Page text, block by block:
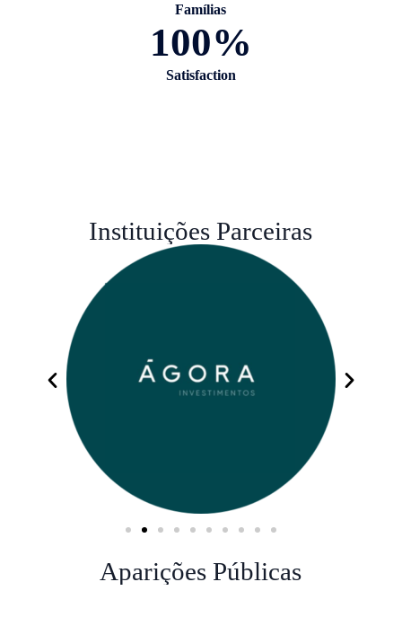
Famílias
Satisfaction
100%
Instituições Parceiras
Aparições Públicas